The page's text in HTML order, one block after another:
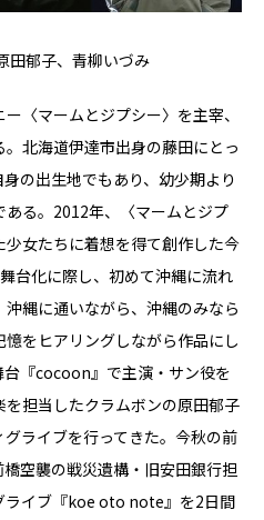
田郁子、青柳いづみ
〈マームとジプシー〉を主宰、
北海道伊達市出⾝の藤⽥にとっ
の出⽣地でもあり、幼少期より
る。2012年、〈マームとジプ
女たちに着想を得て創作した今
台化に際し、初めて沖縄に流れ
縄に通いながら、沖縄のみなら
をヒアリングしながら作品にし
『cocoon』で主演・サン役を
担当したクラムボンの原⽥郁⼦
ライブを⾏ってきた。今秋の前
空襲の戦災遺構・旧安⽥銀⾏担
ライブ『koe oto note』を2⽇間